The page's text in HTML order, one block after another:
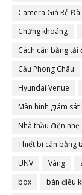
Camera Giá Rẻ
Chứng khoáng
Cách cân bằng tải
Cầu Phong Châu
Hyundai Venue
Màn hình giám
Nhà thầu điện nhẹ
Thiết bị cân bằng
UNV
Vàng
box
bàn điều